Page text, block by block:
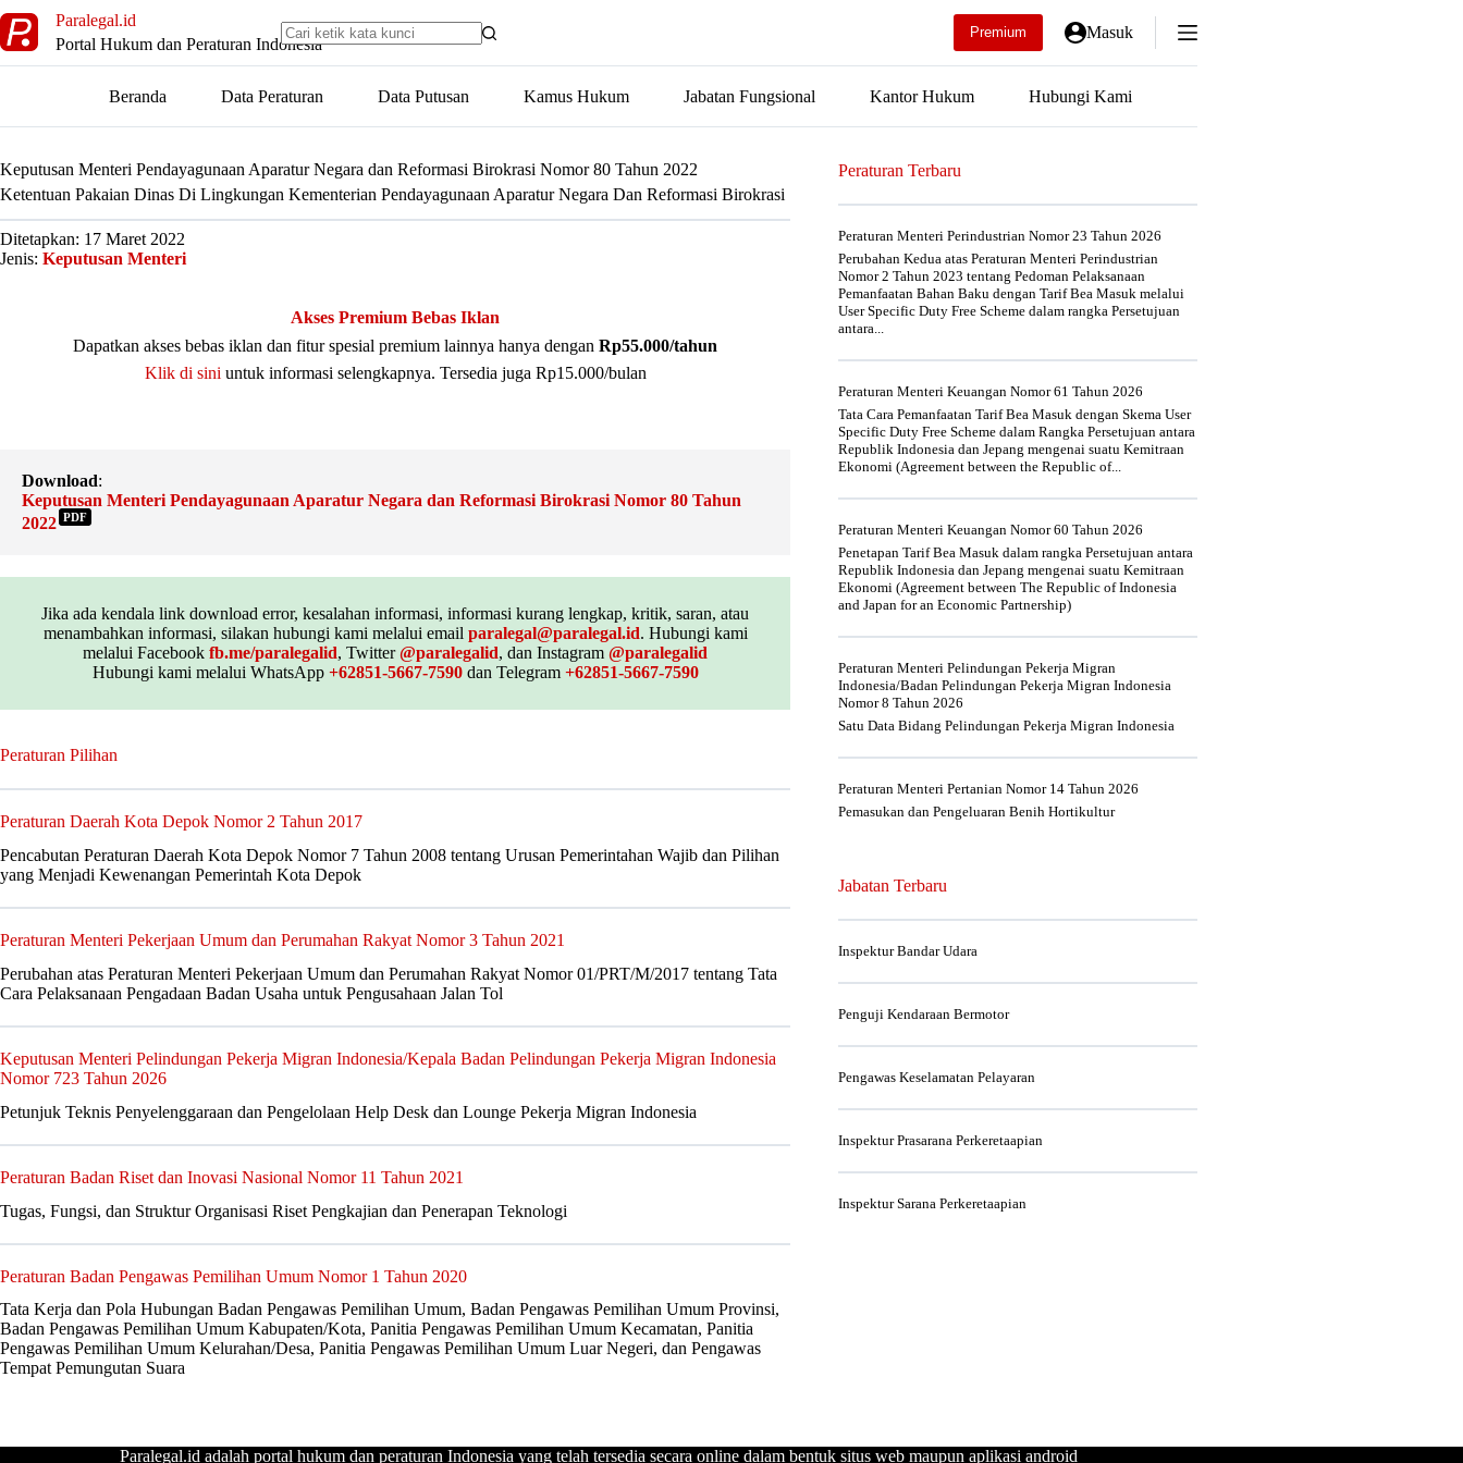
to
content
Paralegal.id
Portal Hukum dan Peraturan Indonesia
Premium Masuk
Beranda Data Peraturan Data Putusan Kamus Hukum Jabatan Fungsional Kantor Hukum Hubungi Kami
Keputusan Menteri Pendayagunaan Aparatur Negara dan Reformasi Birokrasi Nomor 80 Tahun 2022
Ketentuan Pakaian Dinas Di Lingkungan Kementerian Pendayagunaan Aparatur Negara Dan Reformasi Birokrasi
Ditetapkan: 17 Maret 2022
Jenis: Keputusan Menteri
Akses Premium Bebas Iklan
Dapatkan akses bebas iklan dan fitur spesial premium lainnya hanya dengan Rp55.000/tahun
Klik di sini untuk informasi selengkapnya. Tersedia juga Rp15.000/bulan
Download:
Keputusan Menteri Pendayagunaan Aparatur Negara dan Reformasi Birokrasi Nomor 80 Tahun
2022 PDF
Jika ada kendala link download error, kesalahan informasi, informasi kurang lengkap, kritik, saran, atau
menambahkan informasi, silakan hubungi kami melalui email paralegal@paralegal.id. Hubungi kami
melalui Facebook fb.me/paralegalid, Twitter@paralegalid, dan Instagram @paralegalid
Hubungi kami melalui WhatsApp +62851-5667-7590dan Telegram +62851-5667-7590
Peraturan Pilihan
Peraturan Daerah Kota Depok Nomor 2 Tahun 2017
Pencabutan Peraturan Daerah Kota Depok Nomor 7 Tahun 2008 tentang Urusan Pemerintahan Wajib dan Pilihan
yang Menjadi Kewenangan Pemerintah Kota Depok
Peraturan Menteri Pekerjaan Umum dan Perumahan Rakyat Nomor 3 Tahun 2021
Perubahan atas Peraturan Menteri Pekerjaan Umum dan Perumahan Rakyat Nomor 01/PRT/M/2017 tentang Tata
Cara Pelaksanaan Pengadaan Badan Usaha untuk Pengusahaan Jalan Tol
Keputusan Menteri Pelindungan Pekerja Migran Indonesia/Kepala Badan Pelindungan Pekerja Migran Indonesia
Nomor 723 Tahun 2026
Petunjuk Teknis Penyelenggaraan dan Pengelolaan Help Desk dan Lounge Pekerja Migran Indonesia
Peraturan Badan Riset dan Inovasi Nasional Nomor 11 Tahun 2021
Tugas, Fungsi, dan Struktur Organisasi Riset Pengkajian dan Penerapan Teknologi
Peraturan Badan Pengawas Pemilihan Umum Nomor 1 Tahun 2020
Tata Kerja dan Pola Hubungan Badan Pengawas Pemilihan Umum, Badan Pengawas Pemilihan Umum Provinsi,
Badan Pengawas Pemilihan Umum Kabupaten/Kota, Panitia Pengawas Pemilihan Umum Kecamatan, Panitia
Pengawas Pemilihan Umum Kelurahan/Desa, Panitia Pengawas Pemilihan Umum Luar Negeri, dan Pengawas
Tempat Pemungutan Suara
Peraturan Terbaru
Peraturan Menteri Perindustrian Nomor 23 Tahun 2026
Perubahan Kedua atas Peraturan Menteri Perindustrian
Nomor 2 Tahun 2023 tentang Pedoman Pelaksanaan
Pemanfaatan Bahan Baku dengan Tarif Bea Masuk melalui
User Specific Duty Free Scheme dalam rangka Persetujuan
antara...
Peraturan Menteri Keuangan Nomor 61 Tahun 2026
Tata Cara Pemanfaatan Tarif Bea Masuk dengan Skema User
Specific Duty Free Scheme dalam Rangka Persetujuan antara
Republik Indonesia dan Jepang mengenai suatu Kemitraan
Ekonomi (Agreement between the Republic of...
Peraturan Menteri Keuangan Nomor 60 Tahun 2026
Penetapan Tarif Bea Masuk dalam rangka Persetujuan antara
Republik Indonesia dan Jepang mengenai suatu Kemitraan
Ekonomi (Agreement between The Republic of Indonesia
and Japan for an Economic Partnership)
Peraturan Menteri Pelindungan Pekerja Migran
Indonesia/Badan Pelindungan Pekerja Migran Indonesia
Nomor 8 Tahun 2026
Satu Data Bidang Pelindungan Pekerja Migran Indonesia
Peraturan Menteri Pertanian Nomor 14 Tahun 2026
Pemasukan dan Pengeluaran Benih Hortikultur
Jabatan Terbaru
Inspektur Bandar Udara
Penguji Kendaraan Bermotor
Pengawas Keselamatan Pelayaran
Inspektur Prasarana Perkeretaapian
Inspektur Sarana Perkeretaapian
Paralegal.id adalah portal hukum dan peraturan Indonesia yang telah tersedia secara online dalam bentuk situs web maupun aplikasi android